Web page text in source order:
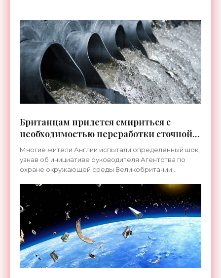
Британцам придется смириться с
необходимостью переработки сточной
воды в питьевую - «Технологии»
Многие жители Англии испытали определенный шок,
узнав об инициативе руководителя Агентства по
охране окружающей среды Великобритании...